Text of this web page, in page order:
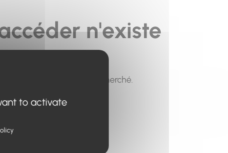
n'existe
trouver le contenu recherché.
to activate